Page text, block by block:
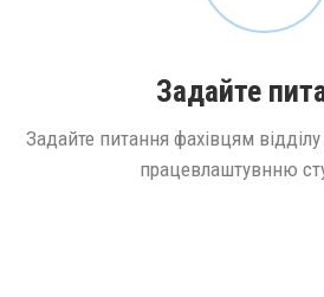
Задайте
Задайте питання фахівцям відділу
працевлаштувнню